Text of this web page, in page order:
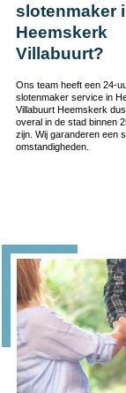
slotenmaker
Heemskerk
Villabuurt?
Ons team heeft een 24-
slotenmaker service in
Villabuurt Heemskerk
overal in de stad binnen
zijn. Wij garanderen een
omstandigheden.